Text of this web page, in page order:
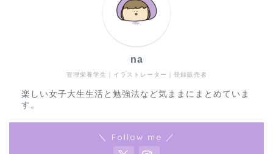
管理栄養学生｜イラストレーター｜登録販売者
na
楽しい女子大生生活と勉強法など気ままにまとめていま
す。
＼ Follow me ／